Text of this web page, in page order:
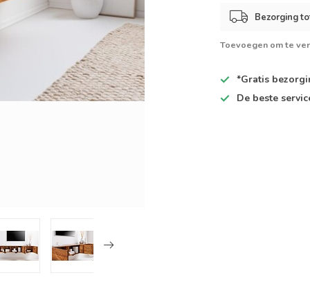
Bezorging
Toevoegen om te
*Gratis
De beste